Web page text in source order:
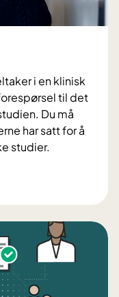
i en klinisk
til det
Du må
har satt for å
studier.